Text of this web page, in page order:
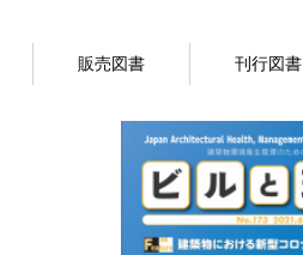
販売図書 刊行図書